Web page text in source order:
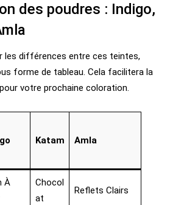
des poudres : Indigo,
les différences entre ces teintes,
forme de tableau. Cela facilitera la
votre prochaine coloration.
Katam Amla
À
Chocol
At
Reflets Clairs